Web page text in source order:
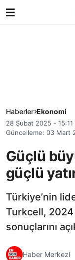
Haberler Ekonomi
28 Şubat 2025 - 15:11
Güncelleme: 03 Mart
Güçlü
güçlü
Türkiye’nin
Turkcell, 2024
sonuçlarını
Haber Merkezi